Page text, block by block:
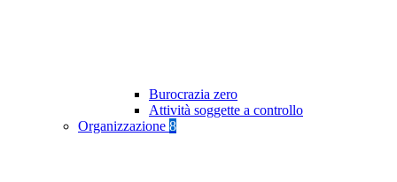
Burocrazia zero
Attività soggette a controllo
Organizzazione 8